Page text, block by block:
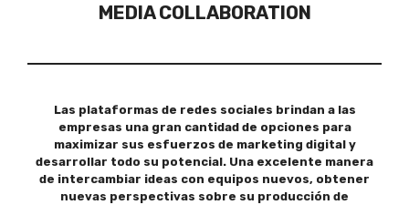
MEDIA COLLABORATION
Las plataformas de redes sociales brindan a las
empresas una gran cantidad de opciones para
maximizar sus esfuerzos de marketing digital y
desarrollar todo su potencial. Una excelente manera
de intercambiar ideas con equipos nuevos, obtener
nuevas perspectivas sobre su producción de